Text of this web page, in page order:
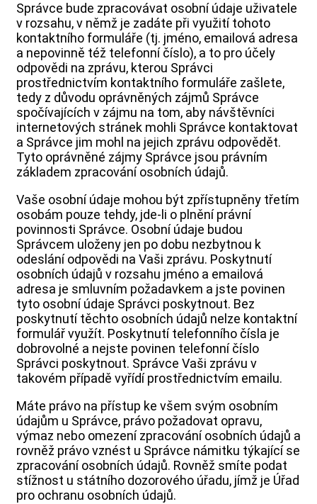
Správce bude zpracovávat osobní údaje uživatele
v rozsahu, v němž je zadáte při využití tohoto
kontaktního formuláře (tj. jméno, emailová adresa
a nepovinně též telefonní číslo), a to pro účely
odpovědi na zprávu, kterou Správci
prostřednictvím kontaktního formuláře zašlete,
tedy z důvodu oprávněných zájmů Správce
spočívajících v zájmu na tom, aby návštěvníci
internetových stránek mohli Správce kontaktovat
a Správce jim mohl na jejich zprávu odpovědět.
Tyto oprávněné zájmy Správce jsou právním
základem zpracování osobních údajů.
Vaše osobní údaje mohou být zpřístupněny třetím
osobám pouze tehdy, jde-li o plnění právní
povinnosti Správce. Osobní údaje budou
Správcem uloženy jen po dobu nezbytnou k
odeslání odpovědi na Vaši zprávu. Poskytnutí
osobních údajů v rozsahu jméno a emailová
adresa je smluvním požadavkem a jste povinen
tyto osobní údaje Správci poskytnout. Bez
poskytnutí těchto osobních údajů nelze kontaktní
formulář využít. Poskytnutí telefonního čísla je
dobrovolné a nejste povinen telefonní číslo
Správci poskytnout. Správce Vaši zprávu v
takovém případě vyřídí prostřednictvím emailu.
Máte právo na přístup ke všem svým osobním
údajům u Správce, právo požadovat opravu,
výmaz nebo omezení zpracování osobních údajů a
rovněž právo vznést u Správce námitku týkající se
zpracování osobních údajů. Rovněž smíte podat
stížnost u státního dozorového úřadu, jímž je Úřad
pro ochranu osobních údajů.